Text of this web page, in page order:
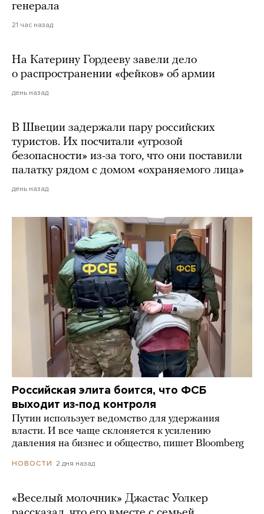
генерала
21 час назад
На Катерину Гордееву завели дело
о распространении «фейков» об армии
день назад
В Швеции задержали пару российских
туристов. Их посчитали «угрозой
безопасности» из-за того, что они поставили
палатку рядом с домом «охраняемого лица»
день назад
Российская элита боится, что ФСБ
выходит из-под контроля
Путин использует ведомство для удержания
власти. И все чаще склоняется к усилению
давления на бизнес и общество, пишет Bloomberg
НОВОСТИ 2 дня назад
«Веселый молочник» Джастас Уолкер